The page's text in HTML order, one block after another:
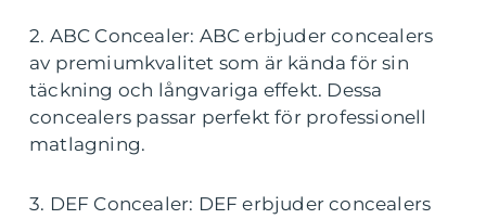
2. ABC Concealer: ABC erbjuder concealers
av premiumkvalitet som är kända för sin
täckning och långvariga effekt. Dessa
concealers passar perfekt för professionell
matlagning.
3. DEF Concealer: DEF erbjuder concealers